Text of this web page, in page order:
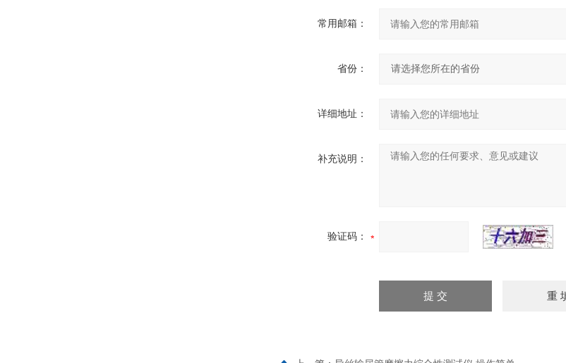
常用邮箱：
省份：
详细地址：
补充说明：
验证码：